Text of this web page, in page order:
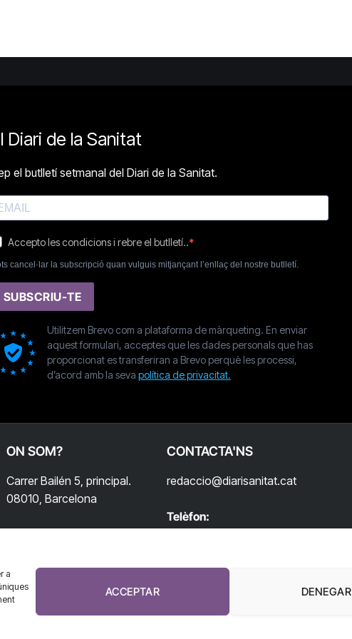
a
ACCEPTAR DENEGAR
Diari de la Sanitat
el butlletí setmanal del Diari de la Sanitat.
Accepto les condicions i rebre el butlletí..
cancel·lar la subscripció quan vulguis mitjançant l’enllaç del nostre butlletí.
SUBSCRIU-TE
Utilitzem Brevo com a plataforma de màrqueting. En enviar
aquest formulari, acceptes que les dades personals que has
proporcionat es transferiran a Brevo perquè les processi,
d’acord amb la seva política de privacitat.
ON SOM?
Carrer Bailén 5, principal.
08010, Barcelona
CONTACTA'NS
redaccio@diarisanitat.cat
Telèfon: